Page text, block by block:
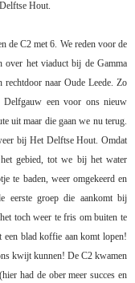
Hout.
de C2 met 6. We reden voor de
over het viaduct bij de Gamma
rechtdoor naar Oude Leede. Zo
een voor ons nieuw
uit maar die gaan we nu terug.
bij Het Delftse Hout. Omdat
gebied, tot we bij het water
te baden, weer omgekeerd en
eerste groep die aankomt bij
toch weer te fris om buiten te
een blad koffie aan komt lopen!
kwijt kunnen! De C2 kwamen
had de ober meer succes en